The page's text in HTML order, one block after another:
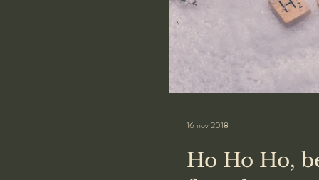
Ho Ho Ho,
16 nov 2018